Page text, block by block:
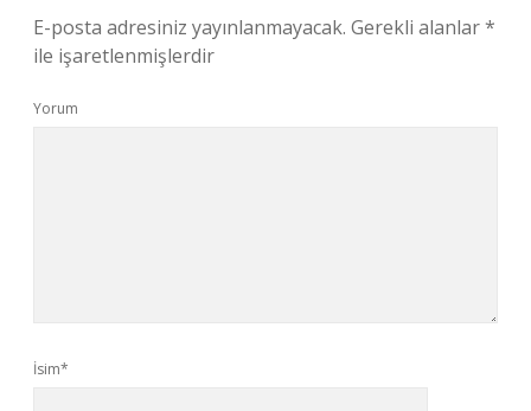
E-posta adresiniz yayınlanmayacak. Gerekli alanlar*
ile işaretlenmişlerdir
Yorum
İsim*